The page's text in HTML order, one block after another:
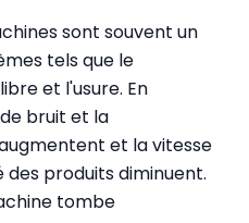
sont souvent un
tels que le
et l'usure. En
bruit et la
et la vitesse
produits diminuent.
tombe